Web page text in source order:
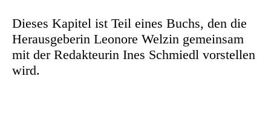
Dieses Kapitel ist Teil eines Buchs, den die
Herausgeberin Leonore Welzin gemeinsam
mit der Redakteurin Ines Schmiedl vorstellen
wird.